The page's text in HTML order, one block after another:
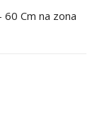
Cm na zona